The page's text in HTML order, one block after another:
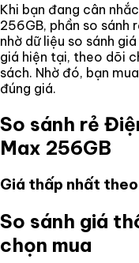
Khi bạn đang cân nhắc
256GB, phần so sánh
nhờ dữ liệu so sánh
giá hiện tại, theo dõi
sách. Nhờ đó, bạn
đúng giá.
So sánh rẻ
Max 256GB
Giá thấp nhất
So sánh giá
chọn mua